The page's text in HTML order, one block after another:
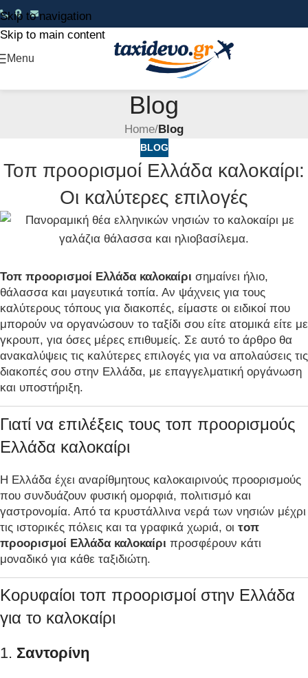
Skip to navigation
Skip to main content
Menu
Blog
Home/Blog
BLOG
Τοπ προορισμοί Ελλάδα καλοκαίρι:
Οι καλύτερες επιλογές
Τοπ προορισμοί Ελλάδα καλοκαίρι σημαίνει ήλιο,
θάλασσα και μαγευτικά τοπία. Αν ψάχνεις για τους
καλύτερους τόπους για διακοπές, είμαστε οι ειδικοί που
μπορούν να οργανώσουν το ταξίδι σου είτε ατομικά είτε με
γκρουπ, για όσες μέρες επιθυμείς. Σε αυτό το άρθρο θα
ανακαλύψεις τις καλύτερες επιλογές για να απολαύσεις τις
διακοπές σου στην Ελλάδα, με επαγγελματική οργάνωση
και υποστήριξη.
Γιατί να επιλέξεις τους τοπ προορισμούς
Ελλάδα καλοκαίρι
Η Ελλάδα έχει αναρίθμητους καλοκαιρινούς προορισμούς
που συνδυάζουν φυσική ομορφιά, πολιτισμό και
γαστρονομία. Από τα κρυστάλλινα νερά των νησιών μέχρι
τις ιστορικές πόλεις και τα γραφικά χωριά, οι τοπ
προορισμοί Ελλάδα καλοκαίρι προσφέρουν κάτι
μοναδικό για κάθε ταξιδιώτη.
Κορυφαίοι τοπ προορισμοί στην Ελλάδα
για το καλοκαίρι
1. Σαντορίνη